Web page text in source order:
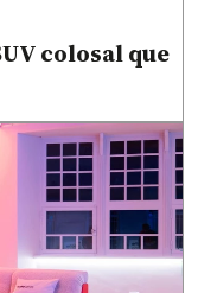
colosal que